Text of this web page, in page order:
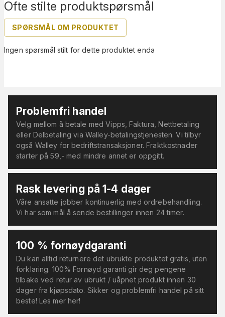
Ofte stilte produktspørsmål
SPØRSMÅL OM PRODUKTET
Ingen spørsmål stilt for dette produktet enda
Problemfri handel
Velg mellom å betale med Vipps, Faktura, Nettbetaling
eller Delbetaling via Walley-betalingstjenesten. Vi tilbyr
også Walley for bedriftstransaksjoner. Fraktkostnader
starter på 59,- med mindre annet er oppgitt.
Rask levering på 1-4 dager
Våre ansatte jobber kontinuerlig med ordrebehandling.
Vi har som mål å sende bestillinger innen 24 timer.
100 % fornøydgaranti
Du kan alltid returnere det ubrukte produktet gratis, uten
forklaring. 100% Fornøyd garanti gir deg pengene
tilbake ved retur av ubrukt / uåpnet produkt innen 30
dager fra kjøpsdato. Sikker og problemfri handel på sitt
beste! Les mer her!